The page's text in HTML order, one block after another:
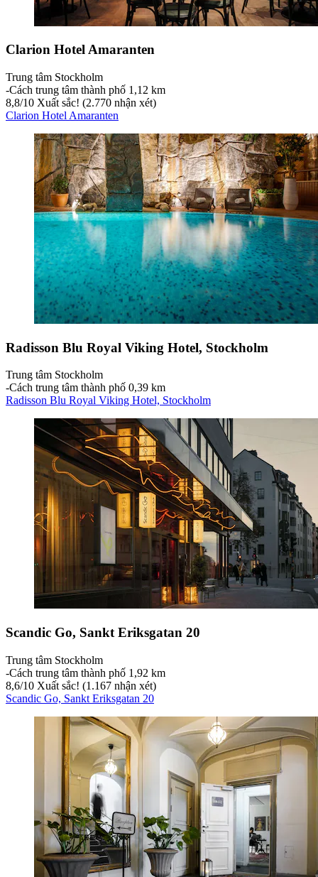
Clarion Hotel Amaranten
Trung tâm Stockholm
‐Cách trung tâm thành phố 1,12 km
8,8/10 Xuất sắc! (2.770 nhận xét)
Clarion Hotel Amaranten
Radisson Blu Royal Viking Hotel, Stockholm
Trung tâm Stockholm
‐Cách trung tâm thành phố 0,39 km
Radisson Blu Royal Viking Hotel, Stockholm
Scandic Go, Sankt Eriksgatan 20
Trung tâm Stockholm
‐Cách trung tâm thành phố 1,92 km
8,6/10 Xuất sắc! (1.167 nhận xét)
Scandic Go, Sankt Eriksgatan 20